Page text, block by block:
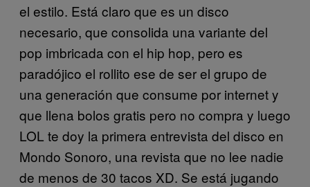
el estilo. Está claro que es un disco
necesario, que consolida una variante del
pop imbricada con el hip hop, pero es
paradójico el rollito ese de ser el grupo de
una generación que consume por internet y
que llena bolos gratis pero no compra y luego
LOL te doy la primera entrevista del disco en
Mondo Sonoro, una revista que no lee nadie
de menos de 30 tacos XD. Se está jugando